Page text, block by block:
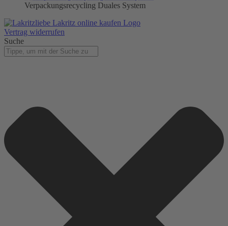
Verpackungsrecycling Duales System
Vertrag widerrufen
Suche